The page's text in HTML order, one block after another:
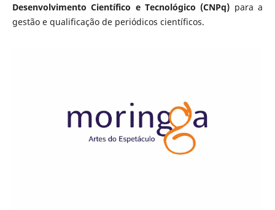
Desenvolvimento Científico e Tecnológico (CNPq) para a
gestão e qualificação de periódicos científicos.